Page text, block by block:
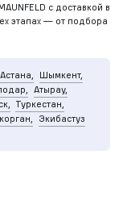
с доставкой в
этапах — от подбора
Астана,
Шымкент,
Атырау,
Туркестан,
Экибастуз